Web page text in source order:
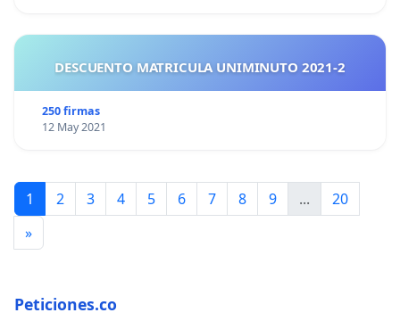
DESCUENTO MATRICULA UNIMINUTO 2021-2
250 firmas
12 May 2021
1 2 3 4 5 6 7 8 9 ...
20
»
Peticiones.co